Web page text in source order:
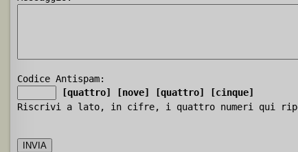
Codice Antispam:
[quattro]
[nove] [quattro]
[cinque]
Riscrivi a lato, in cifre, i quattro numeri qui